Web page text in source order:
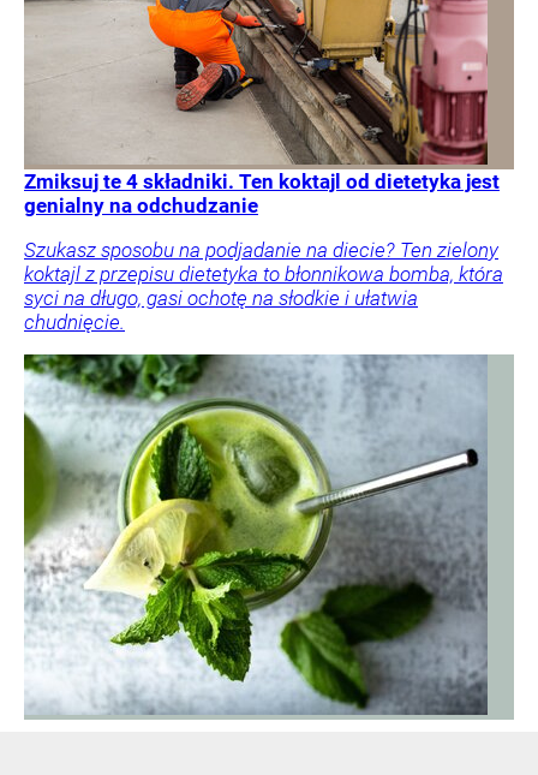
Zmiksuj te 4 składniki. Ten koktajl od dietetyka jest
genialny na odchudzanie
Szukasz sposobu na podjadanie na diecie? Ten zielony
koktajl z przepisu dietetyka to błonnikowa bomba, która
syci na długo, gasi ochotę na słodkie i ułatwia
chudnięcie.